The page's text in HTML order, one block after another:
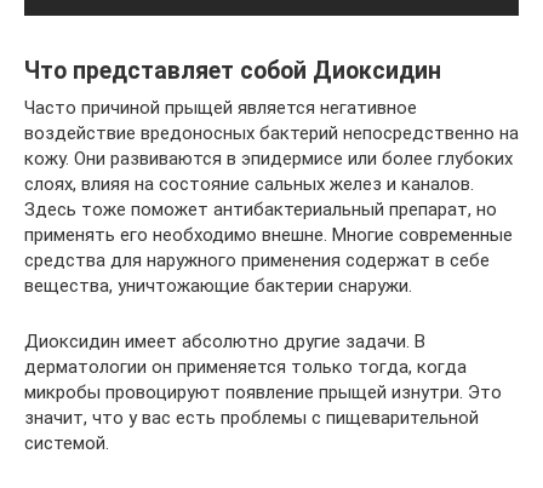
Что представляет собой Диоксидин
Часто причиной прыщей является негативное
воздействие вредоносных бактерий непосредственно на
кожу. Они развиваются в эпидермисе или более глубоких
слоях, влияя на состояние сальных желез и каналов.
Здесь тоже поможет антибактериальный препарат, но
применять его необходимо внешне. Многие современные
средства для наружного применения содержат в себе
вещества, уничтожающие бактерии снаружи.
Диоксидин имеет абсолютно другие задачи. В
дерматологии он применяется только тогда, когда
микробы провоцируют появление прыщей изнутри. Это
значит, что у вас есть проблемы с пищеварительной
системой.